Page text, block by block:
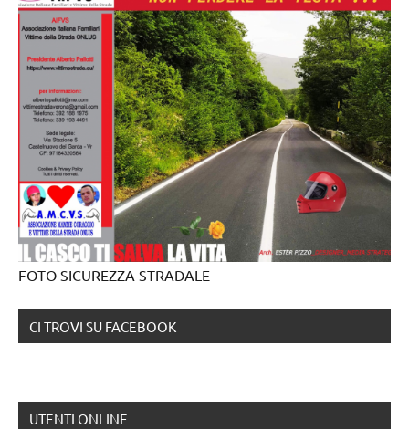
FOTO SICUREZZA STRADALE
CI TROVI SU FACEBOOK
UTENTI ONLINE